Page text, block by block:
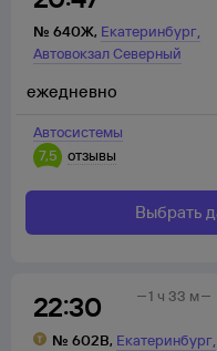
№ 640Ж, Екатеринбург,
Автовокзал Северный
Автосистемы
7,5
отзывы
ежедневно
Выбрать
22:30
№ 602В, Екатеринбург,
1 ч 33 м